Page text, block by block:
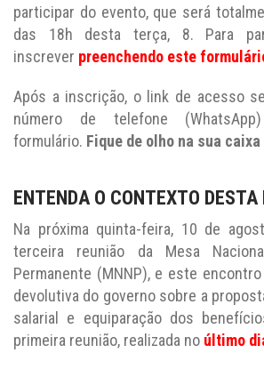
participar do evento, que será
das 18h desta terça, 8. Para
inscrever preenchendo este
Após a inscrição, o link de acesso
número de telefone
formulário. Fique de olho na sua
ENTENDA O CONTEXTO DESTA
Na próxima quinta-feira, 10 de
terceira reunião da Mesa
Permanente (MNNP), e este
devolutiva do governo sobre a
salarial e equiparação dos
primeira reunião, realizada no último